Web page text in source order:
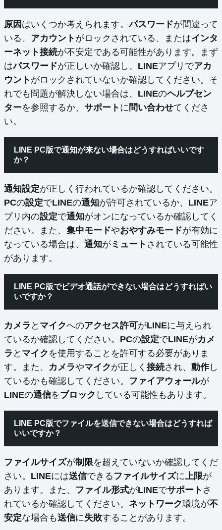
原因 はいくつか考えられます。パスワードが間違って
いる、 アカウント がロックされている、またはインタ
ーネット接続が不安定である可能性があります。まず
はパスワードが正しいか確認し、 LINEアプリでアカ
ウント がロックされていないか確認してください。そ
れでも問題が解決しない場合は、 LINEのヘルプセン
ターを参照するか、 サポート に 問い合わせてくださ
い。
LINE PC版で通知が来ない場合はどうすればいいです
か？
通知設定が正しく行われているか確認してください。
PCの設定でLINEの通知が許可されているか、 LINEア
プリ内の設定で通知がオンになっているか確認してく
ださい。また、 集中モードやおやすみモードが有効に
なっている場合は、 通知が ミュート されている可能性
があります。
LINE PC版でビデオ通話ができない場合はどうすればい
いですか？
カメラ と マイクへのアクセス許可がLINEに与えられ
ているか確認してください。 PCの設定でLINEがカメ
ラ と マイク を使用することを許可する必要がありま
す。また、 カメラやマイクが正しく 接続され、 動作し
ているかも確認してください。 ファイアウォールが
LINEの通信をブロック している可能性もあります。
LINE PC版でファイルを送信できない場合はどうすれば
いいですか？
ファイルサイズが制限を超えていないか確認してくだ
さい。 LINEには送信できる ファイルサイズに上限が
あります。また、 ファイル形式がLINEでサポート さ
れているか確認してください。 ネットワーク環境が不
安定な場合も送信に失敗することがあります。